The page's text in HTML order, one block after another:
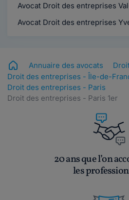
Avocat Droit des entreprises
Avocat Droit des entreprises
Annuaire des avocats
Droit des entreprises - Île-de-
Droit des entreprises - Paris
Droit des entreprises - Paris 1er
20 ans que l’on
les